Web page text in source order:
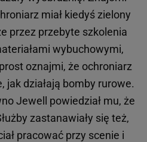
miał kiedyś zielony
przez przebyte szkolenia
wybuchowymi,
oznajmi, że ochroniarz
jak działają bomby rurowe.
Jewell powiedział mu, że
zastanawiały się też,
pracować przy scenie i